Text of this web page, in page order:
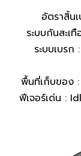
อัตราสิ้น
ระบบกันสะเ
ระบบเบร
พื้นที่เก็บของ :
ฟีเจอร์เด่น :